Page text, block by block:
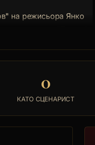
на режисьора Янко
не убиват"
си отива" (1972),
0
КАТО СЦЕНАРИСТ